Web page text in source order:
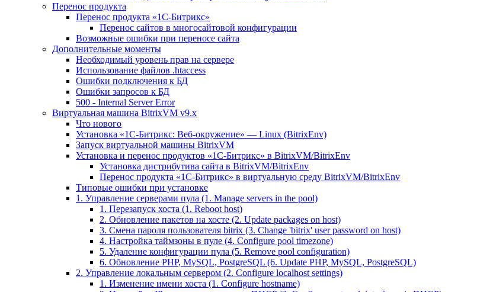
Перенос продукта
Перенос продукта «1C-Битрикс»
Перенос сайтов в многосайтовой конфигурации
Возможные ошибки при переносе сайта
Дополнительные моменты
Необходимый уровень прав на сервере
Использование файлов .htaccess
Ошибки подключения к БД
Ошибки запросов к БД
500 - Internal Server Error
Виртуальная машина BitrixVM v9.x
Что нового
Установка «1С-Битрикс: Веб-окружение» — Linux (BitrixEnv)
Запуск виртуальной машины BitrixVM
Установка и перенос продуктов «1С-Битрикс» в BitrixVM/BitrixEnv
Установка дистрибутива сайта в BitrixVM/BitrixEnv
Перенос продукта «1C-Битрикс» в виртуальную среду BitrixVM/BitrixEnv
Типовые ошибки при установке
1. Управление серверами пула (1. Manage servers in the pool)
1. Перезапуск хоста (1. Reboot host)
2. Обновление пакетов на хосте (2. Update packages on host)
3. Смена пароля пользователя bitrix (3. Change 'bitrix' user password on host)
4. Настройка таймзоны в пуле (4. Configure pool timezone)
5. Удаление конфигурации пула (5. Remove pool configuration)
6. Обновление PHP, MySQL, PostgreSQL (6. Update PHP, MySQL, PostgreSQL)
2. Управление локальным сервером (2. Configure localhost settings)
1. Изменение имени хоста (1. Configure hostname)